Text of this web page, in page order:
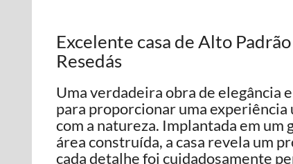
Excelente casa de Alto
Resedás
Uma verdadeira obra de elegância
para proporcionar uma
com a natureza. Implantada em um
área construída, a casa revela um
cada detalhe foi cuidadosamente